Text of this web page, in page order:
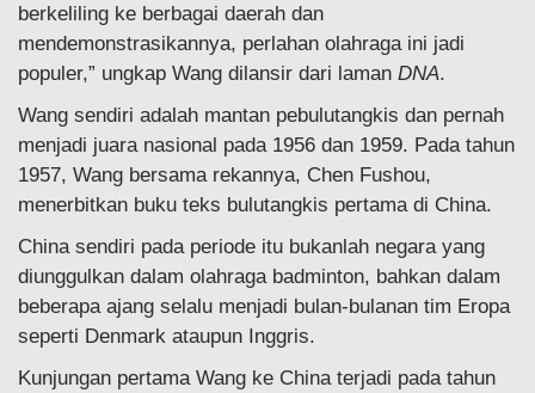
berkeliling ke berbagai daerah dan
mendemonstrasikannya, perlahan olahraga ini jadi
populer,” ungkap Wang dilansir dari laman DNA.
Wang sendiri adalah mantan pebulutangkis dan pernah
menjadi juara nasional pada 1956 dan 1959. Pada tahun
1957, Wang bersama rekannya, Chen Fushou,
menerbitkan buku teks bulutangkis pertama di China.
China sendiri pada periode itu bukanlah negara yang
diunggulkan dalam olahraga badminton, bahkan dalam
beberapa ajang selalu menjadi bulan-bulanan tim Eropa
seperti Denmark ataupun Inggris.
Kunjungan pertama Wang ke China terjadi pada tahun